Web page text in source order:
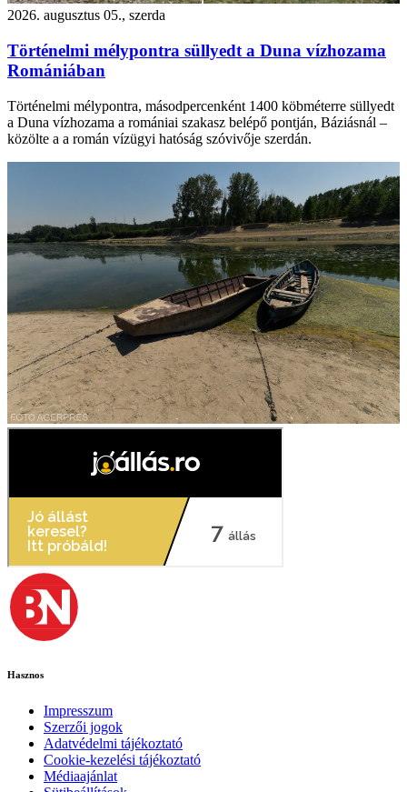
2026. augusztus 05., szerda
Történelmi mélypontra süllyedt a Duna vízhozama
Romániában
Történelmi mélypontra, másodpercenként 1400 köbméterre süllyedt
a Duna vízhozama a romániai szakasz belépő pontján, Báziásnál –
közölte a a román vízügyi hatóság szóvivője szerdán.
Hasznos
Impresszum
Szerzői jogok
Adatvédelmi tájékoztató
Cookie-kezelési tájékoztató
Médiaajánlat